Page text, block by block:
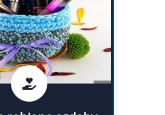
snów, stroiki
wianki na drzwi,
handmade, poduszki
robione, lampy
i inne.